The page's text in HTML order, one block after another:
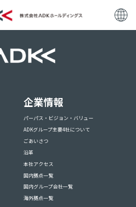
企業情報
パーパス・ビジョン・バリュー
ADKグループ主要4社について
ごあいさつ
沿革
本社アクセス
国内拠点一覧
国内グループ会社一覧
海外拠点一覧